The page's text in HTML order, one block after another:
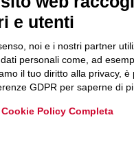
e utenti
noi e i nostri partner
personali come, ad
il tuo diritto alla privacy,
GDPR per saperne di
Policy Completa